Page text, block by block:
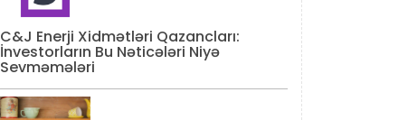
C&J Enerji Xidmətləri Qazancları:
İnvestorların Bu Nəticələri Niyə
Sevməmələri